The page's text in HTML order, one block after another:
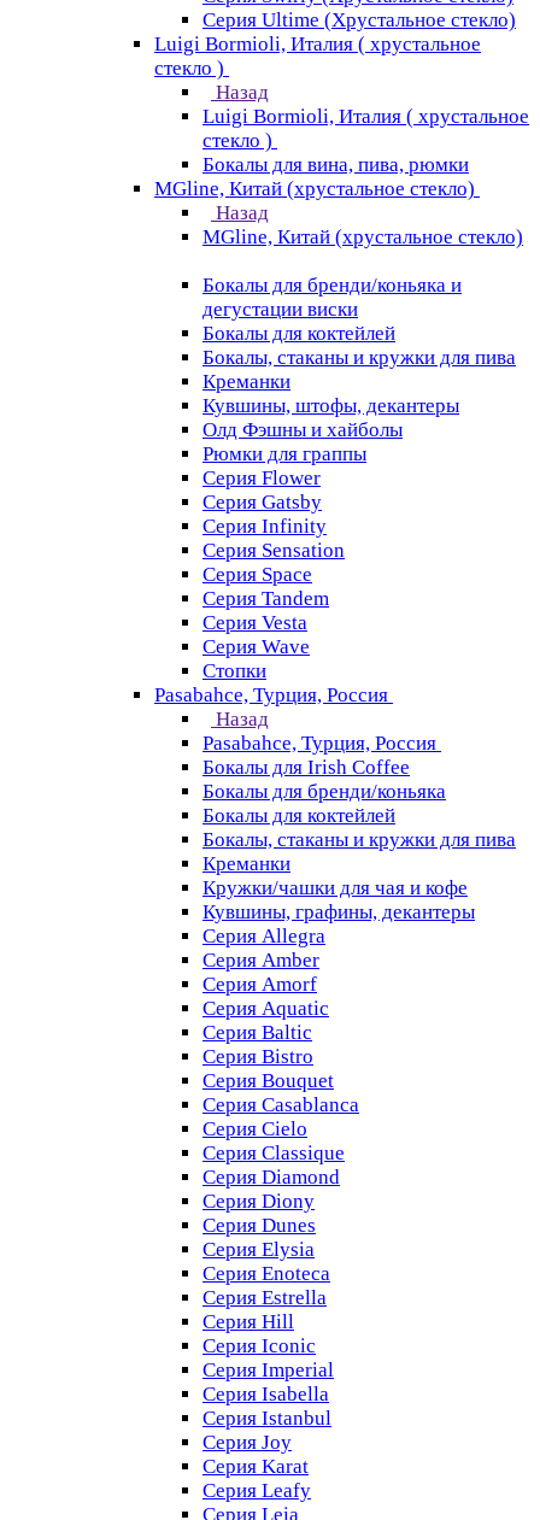
Серия Ultime (Хрустальное стекло)
Luigi Bormioli, Италия ( хрустальное
стекло )
Назад
Luigi Bormioli, Италия ( хрустальное
стекло )
Бокалы для вина, пива, рюмки
MGline, Китай (хрустальное стекло)
Назад
MGline, Китай (хрустальное стекло)
Бокалы для бренди/коньяка и
дегустации виски
Бокалы для коктейлей
Бокалы, стаканы и кружки для пива
Креманки
Кувшины, штофы, декантеры
Олд Фэшны и хайболы
Рюмки для граппы
Серия Flower
Серия Gatsby
Серия Infinity
Серия Sensation
Серия Space
Серия Tandem
Серия Vesta
Серия Wave
Стопки
Pasabahce, Турция, Россия
Назад
Pasabahce, Турция, Россия
Бокалы для Irish Coffee
Бокалы для бренди/коньяка
Бокалы для коктейлей
Бокалы, стаканы и кружки для пива
Креманки
Кружки/чашки для чая и кофе
Кувшины, графины, декантеры
Серия Allegra
Серия Amber
Серия Amorf
Серия Aquatic
Серия Baltic
Серия Bistro
Серия Bouquet
Серия Casablanсa
Серия Cielo
Серия Classique
Серия Diamond
Серия Diony
Серия Dunes
Серия Elysia
Серия Enoteca
Серия Estrella
Серия Hill
Серия Iconic
Серия Imperial
Серия Isabella
Серия Istanbul
Серия Joy
Серия Karat
Серия Leafy
Серия Leia